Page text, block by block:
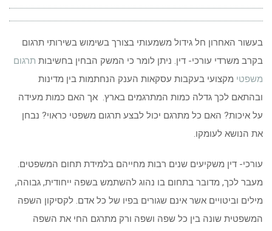
בעשור האחרון חל גידול משמעותי בצורך בשימוש בשירותי תרגום
בקרב משרדי עורכי- דין. ניתן לומר כי המשק הבחין בחשיבות תרגום
משפטי מקצועי בעקבות עסקאות הענק הנחתמות בין מדינות
ובהתאם לכך גדלה כמות המתרגמים בארץ. אך האם כמות מעידה
על איכות? האם כל מתרגם יכול לבצע תרגום משפטי כראוי? נבחן
את הנושא לעומקו.
עורכי- דין משקיעים שנים רבות מחייהם בלמידת תחום המשפטים.
מעבר לכך, מדובר בתחום בו נהוג להשתמש בשפה ייחודית, גבוהה,
מילים וביטויים אשר אינם שגורים בפיו של כל אדם. לקסיקון השפה
המשפטית שונה בין כל שפה ושפה ורק מתרגם החי את השפה